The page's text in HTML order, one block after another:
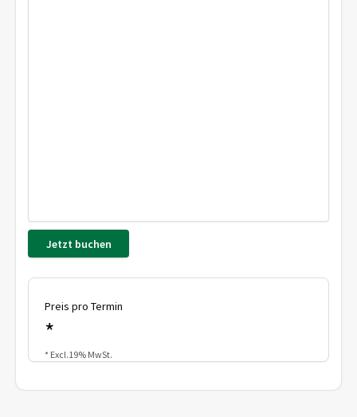
Jetzt buchen
Preis pro Termin
*
* Excl.19% MwSt.